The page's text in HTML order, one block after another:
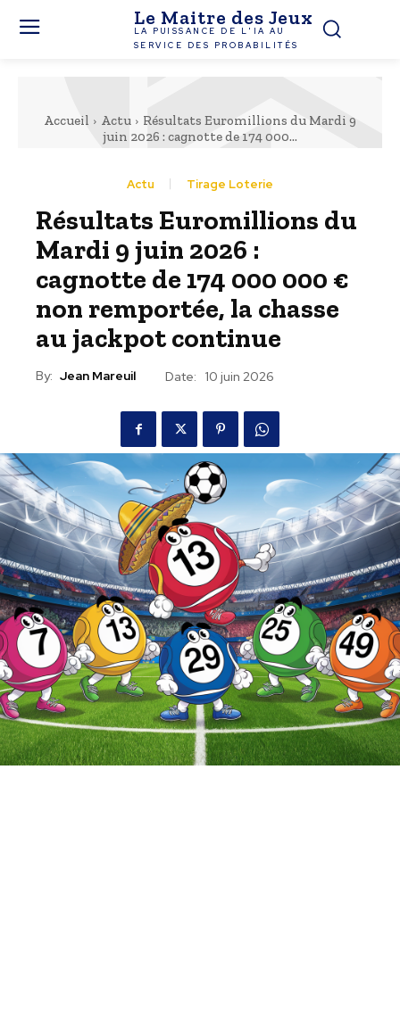
Le Maitre des Jeux
LA PUISSANCE DE L'IA AU
SERVICE DES PROBABILITÉS
Accueil Actu
Résultats Euromillions du Mardi 9
juin 2026 : cagnotte de 174 000...
Actu Tirage Loterie
Résultats Euromillions du
Mardi 9 juin 2026 :
cagnotte de 174 000 000 €
non remportée, la chasse
au jackpot continue
By: Jean Mareuil Date: 10 juin 2026